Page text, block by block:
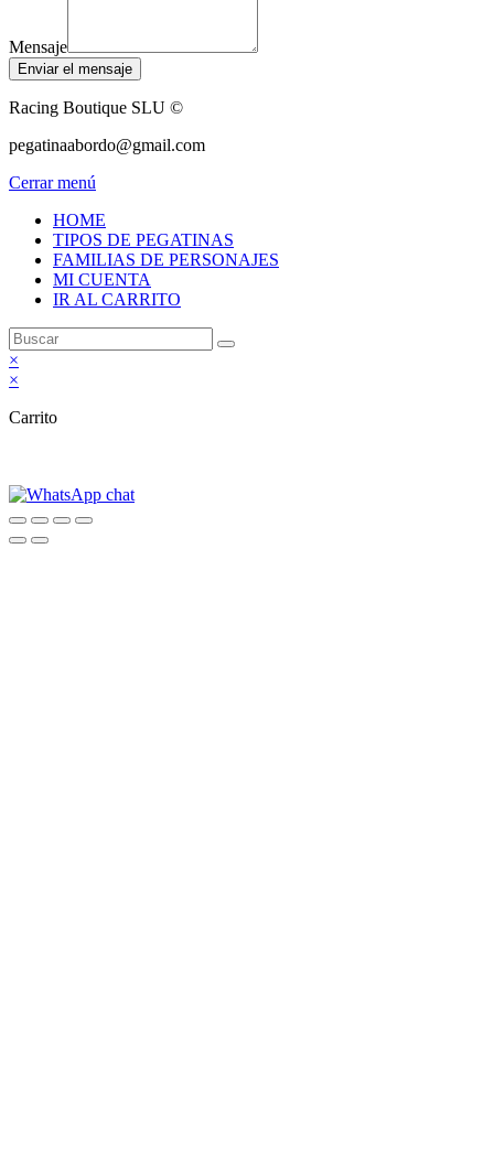
Mensaje
Enviar el mensaje
Racing Boutique SLU ©
pegatinaabordo@gmail.com
Cerrar menú
HOME
TIPOS DE PEGATINAS
FAMILIAS DE PERSONAJES
MI CUENTA
IR AL CARRITO
×
×
Carrito